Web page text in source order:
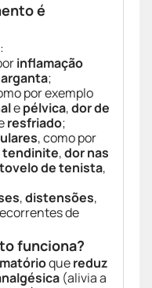
é
inflamação
;
por exemplo
epélvica,dor de
resfriado;
, como por
tendinite,dor nas
de tenista,
,distensões,
de
funciona?
quereduz
(alivia a